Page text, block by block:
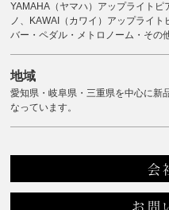
YAMAHA（ヤマハ）アップライト
ノ、KAWAI（カワイ）アップライ
バー・ペダル・メトロノーム・その
地域
愛知県・岐阜県・三重県を中心に新
なっています。
会
お問